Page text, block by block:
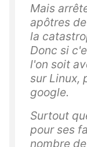
Mais
apôtres
la
Donc si
l'on soit
sur Linux,
google.
Surtout
pour ses
nombre